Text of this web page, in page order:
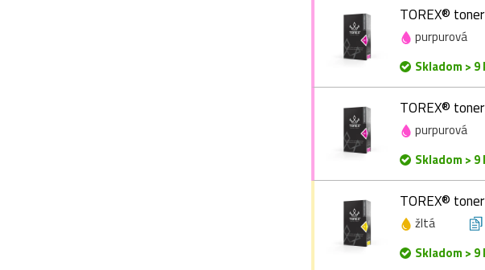
TOREX®
purpurová
Skladom > 9
TOREX®
purpurová
Skladom > 9
TOREX®
žltá
Skladom > 9